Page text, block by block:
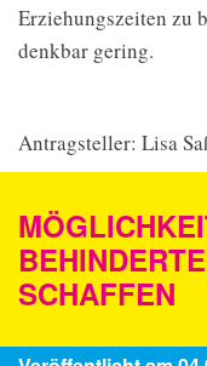
Erziehungszeiten zu
denkbar gering.
Antragsteller: Lisa
SCHAFFEN